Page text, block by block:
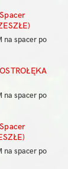
na spacer po
na spacer po
na spacer po